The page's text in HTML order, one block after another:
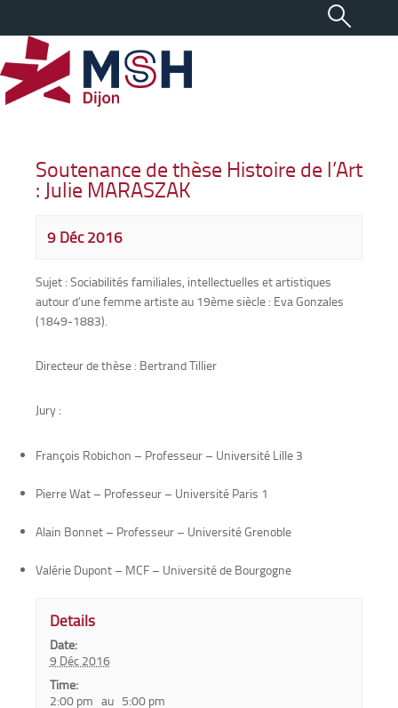
Soutenance de thèse Histoire de l’Art
: Julie MARASZAK
9 Déc 2016
Sujet : Sociabilités familiales, intellectuelles et artistiques
autour d’une femme artiste au 19ème siècle : Eva Gonzales
(1849-1883).
Directeur de thèse : Bertrand Tillier
Jury :
François Robichon – Professeur – Université Lille 3
Pierre Wat – Professeur – Université Paris 1
Alain Bonnet – Professeur – Université Grenoble
Valérie Dupont – MCF – Université de Bourgogne
Details
Date:
9 Déc 2016
Time:
2:00 pm au 5:00 pm